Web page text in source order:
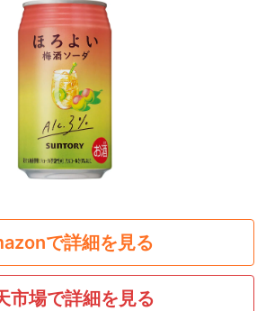
で詳細を見る
市場で詳細を見る